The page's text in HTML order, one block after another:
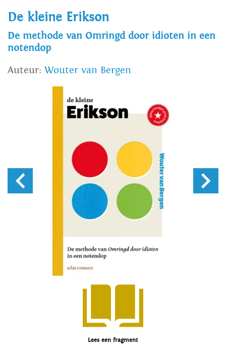
De kleine Erikson
De methode van Omringd door idioten in een
notendop
Auteur: Wouter van Bergen
Lees een fragment